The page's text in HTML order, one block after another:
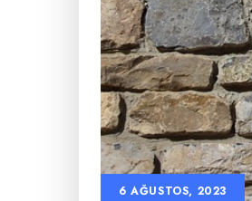
6 AĞUSTOS, 2023